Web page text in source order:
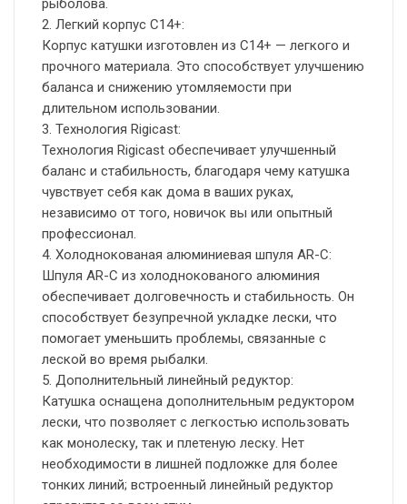
рыболова.
2. Легкий корпус C14+:
Корпус катушки изготовлен из C14+ — легкого и
прочного материала. Это способствует улучшению
баланса и снижению утомляемости при
длительном использовании.
3. Технология Rigicast:
Технология Rigicast обеспечивает улучшенный
баланс и стабильность, благодаря чему катушка
чувствует себя как дома в ваших руках,
независимо от того, новичок вы или опытный
профессионал.
4. Холоднокованая алюминиевая шпуля AR-C:
Шпуля AR-C из холоднокованого алюминия
обеспечивает долговечность и стабильность. Он
способствует безупречной укладке лески, что
помогает уменьшить проблемы, связанные с
леской во время рыбалки.
5. Дополнительный линейный редуктор:
Катушка оснащена дополнительным редуктором
лески, что позволяет с легкостью использовать
как монолеску, так и плетеную леску. Нет
необходимости в лишней подложке для более
тонких линий; встроенный линейный редуктор